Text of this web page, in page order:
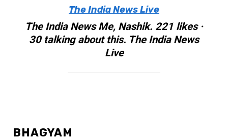
The India News Live
The India News Me, Nashik. 221 likes ·
30 talking about this. The India News
Live
BHAGYAM